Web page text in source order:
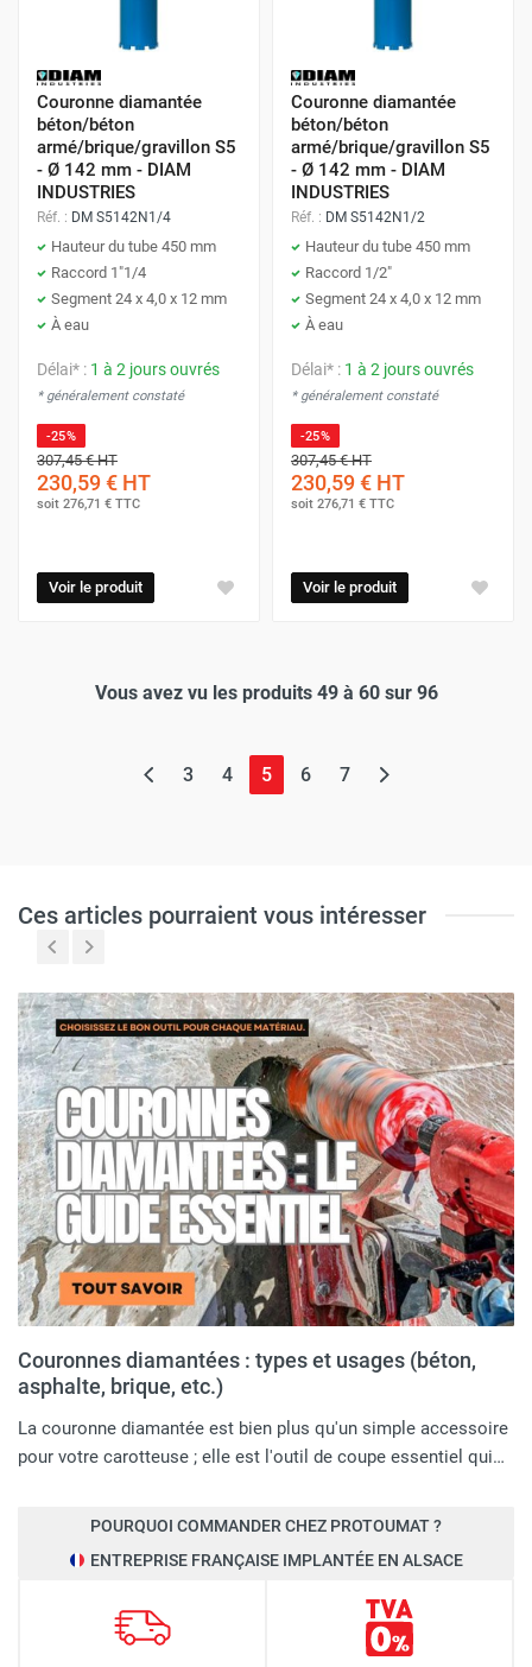
Couronne diamantée
béton/béton
armé/brique/gravillon S5
- Ø 142 mm - DIAM
INDUSTRIES
Réf. : DM S5142N1/4
Hauteur du tube 450 mm
Raccord 1"1/4
Segment 24 x 4,0 x 12 mm
À eau
Délai* : 1 à 2 jours ouvrés
* généralement constaté
-25%
307,45 €HT
230,59 € HT
soit 276,71 € TTC
Voir le produit
Couronne diamantée
béton/béton
armé/brique/gravillon S5
- Ø 142 mm - DIAM
INDUSTRIES
Réf. : DM S5142N1/2
Hauteur du tube 450 mm
Raccord 1/2"
Segment 24 x 4,0 x 12 mm
À eau
Délai* : 1 à 2 jours ouvrés
* généralement constaté
-25%
307,45 €HT
230,59 € HT
soit 276,71 € TTC
Voir le produit
Vous avez vu les produits 49 à 60 sur 96
3 4 5(page actuelle)
6 7
Ces articles pourraient vous intéresser
Couronnes diamantées : types et usages (béton,
asphalte, brique, etc.)
La couronne diamantée est bien plus qu'un simple accessoire
pour votre carotteuse ; elle est l'outil de coupe essentiel qui…
POURQUOI COMMANDER CHEZ PROTOUMAT ?
ENTREPRISE FRANÇAISE IMPLANTÉE EN ALSACE